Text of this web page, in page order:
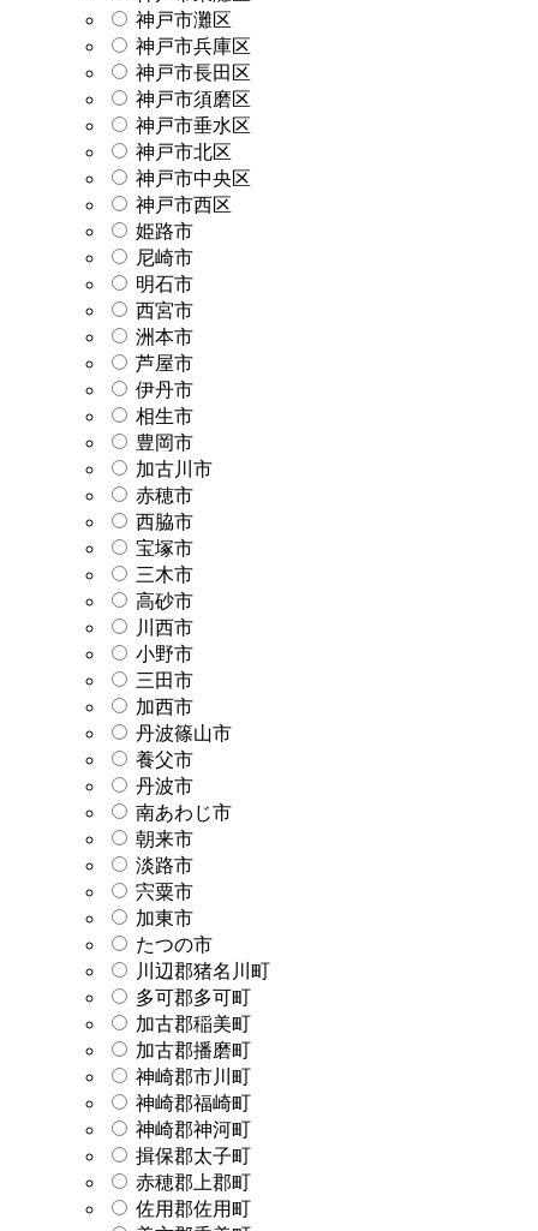
神戸市灘区
神戸市兵庫区
神戸市長田区
神戸市須磨区
神戸市垂水区
神戸市北区
神戸市中央区
神戸市西区
姫路市
尼崎市
明石市
西宮市
洲本市
芦屋市
伊丹市
相生市
豊岡市
加古川市
赤穂市
西脇市
宝塚市
三木市
高砂市
川西市
小野市
三田市
加西市
丹波篠山市
養父市
丹波市
南あわじ市
朝来市
淡路市
宍粟市
加東市
たつの市
川辺郡猪名川町
多可郡多可町
加古郡稲美町
加古郡播磨町
神崎郡市川町
神崎郡福崎町
神崎郡神河町
揖保郡太子町
赤穂郡上郡町
佐用郡佐用町